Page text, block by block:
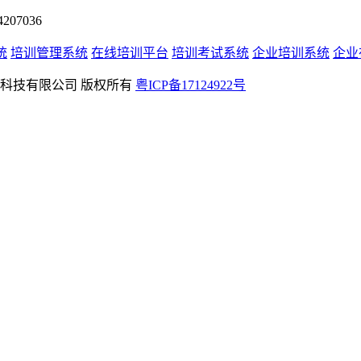
培训管理系统 在线培训平台 培训考试系统 企业培训系统 企业
科技有限公司 版权所有 粤ICP备17124922号